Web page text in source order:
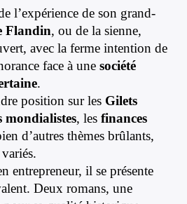
n
t
Li
n
k
l’expérience de son grand-
Flandin, ou de la sienne,
avec la ferme intention de
face à une société
.
position sur les Gilets
mondialistes, les finances
d’autres thèmes brûlants,
entrepreneur, il se présente
Deux romans, une